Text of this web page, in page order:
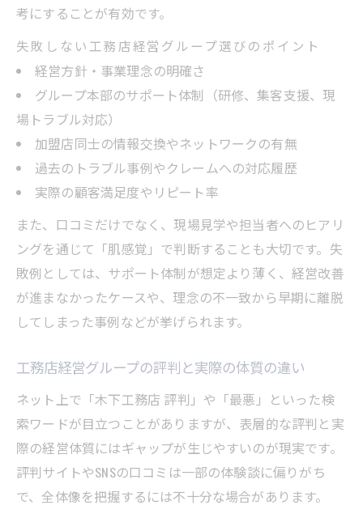
考にすることが有効です。
失敗しない工務店経営グループ選びのポイント
経営方針・事業理念の明確さ
グループ本部のサポート体制（研修、集客支援、現
場トラブル対応）
加盟店同士の情報交換やネットワークの有無
過去のトラブル事例やクレームへの対応履歴
実際の顧客満足度やリピート率
また、口コミだけでなく、現場見学や担当者へのヒアリ
ングを通じて「肌感覚」で判断することも大切です。失
敗例としては、サポート体制が想定より薄く、経営改善
が進まなかったケースや、理念の不一致から早期に離脱
してしまった事例などが挙げられます。
工務店経営グループの評判と実際の体質の違い
ネット上で「木下工務店 評判」や「最悪」といった検
索ワードが目立つことがありますが、表層的な評判と実
際の経営体質にはギャップが生じやすいのが現実です。
評判サイトやSNSの口コミは一部の体験談に偏りがち
で、全体像を把握するには不十分な場合があります。